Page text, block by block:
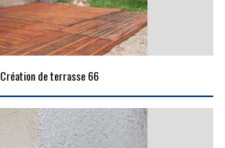
Création de terrasse 66